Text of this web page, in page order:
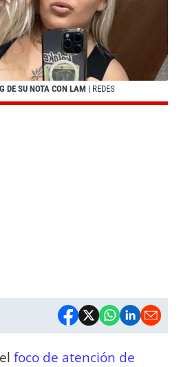
DE SU NOTA CON LAM | REDES
foco de atención de